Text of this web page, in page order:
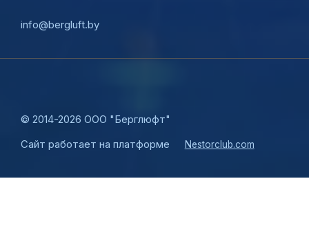
info@bergluft.by
© 2014-2026 ООО "Берглюфт"
Сайт работает на платформе
Nestorclub.com